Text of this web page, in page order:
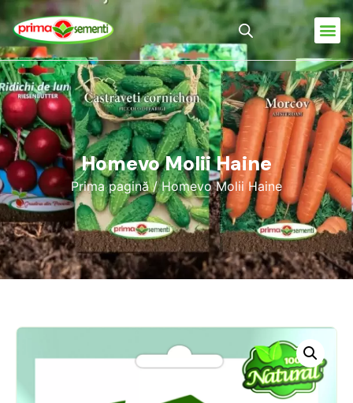
Homevo Molii Haine
Prima pagină/ Homevo Molii Haine